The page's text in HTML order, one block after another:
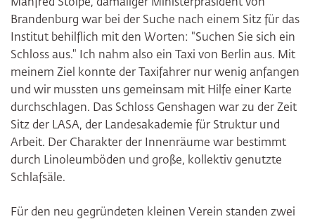
Manfred Stolpe, damaliger Ministerpräsident von
Brandenburg war bei der Suche nach einem Sitz für das
Institut behilflich mit den Worten: "Suchen Sie sich ein
Schloss aus." Ich nahm also ein Taxi von Berlin aus. Mit
meinem Ziel konnte der Taxifahrer nur wenig anfangen
und wir mussten uns gemeinsam mit Hilfe einer Karte
durchschlagen. Das Schloss Genshagen war zu der Zeit
Sitz der LASA, der Landesakademie für Struktur und
Arbeit. Der Charakter der Innenräume war bestimmt
durch Linoleumböden und große, kollektiv genutzte
Schlafsäle.
Für den neu gegründeten kleinen Verein standen zwei